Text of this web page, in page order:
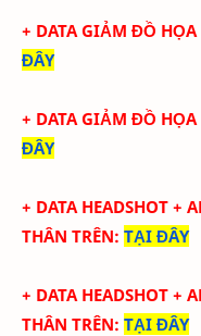
+ DATA GIẢM ĐỒ HỌA
ĐÂY
+ DATA GIẢM ĐỒ HỌA
ĐÂY
+ DATA HEADSHOT +
THÂN TRÊN: TẠI ĐÂY
+ DATA HEADSHOT +
THÂN TRÊN: TẠI ĐÂY